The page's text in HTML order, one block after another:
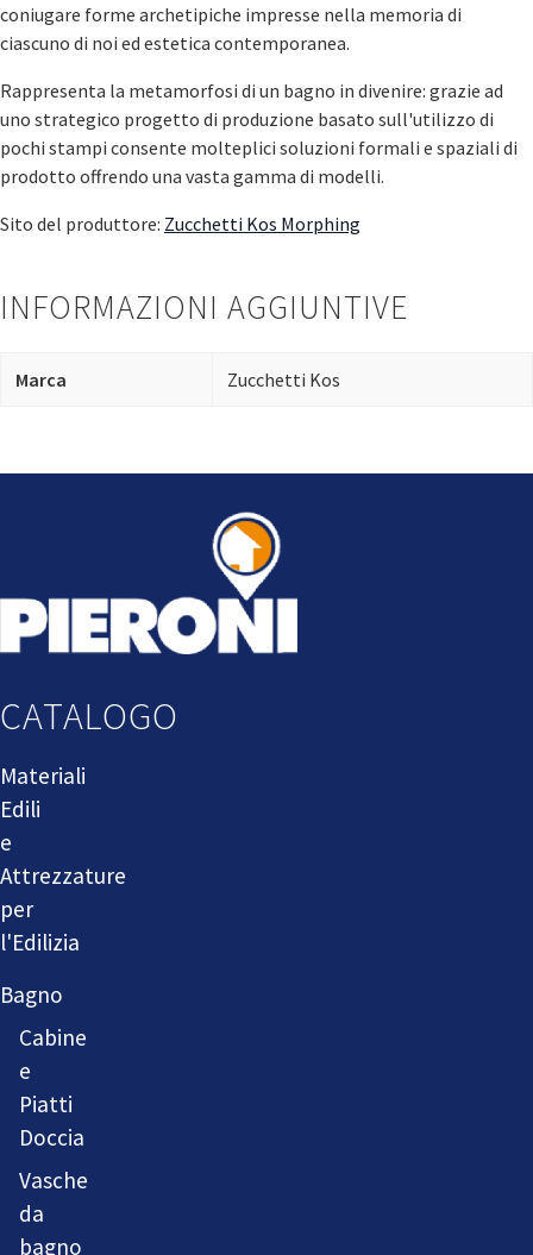
coniugare forme archetipiche impresse nella memoria di
ciascuno di noi ed estetica contemporanea.
Rappresenta la metamorfosi di un bagno in divenire: grazie ad
uno strategico progetto di produzione basato sull'utilizzo di
pochi stampi consente molteplici soluzioni formali e spaziali di
prodotto offrendo una vasta gamma di modelli.
Sito del produttore: Zucchetti Kos Morphing
INFORMAZIONI AGGIUNTIVE
Marca Zucchetti Kos
CATALOGO
Materiali
Edili
e
Attrezzature
per
l'Edilizia
Bagno
Cabine
e
Piatti
Doccia
Vasche
da
bagno